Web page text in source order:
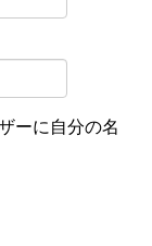
ーに自分の名